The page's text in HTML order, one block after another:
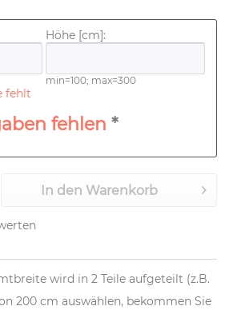
Höhe [cm]:
min=100; max=300
fehlt
fehlen *
In den Warenkorb
wird in 2 Teile aufgeteilt (z.B.
200 cm auswählen, bekommen Sie